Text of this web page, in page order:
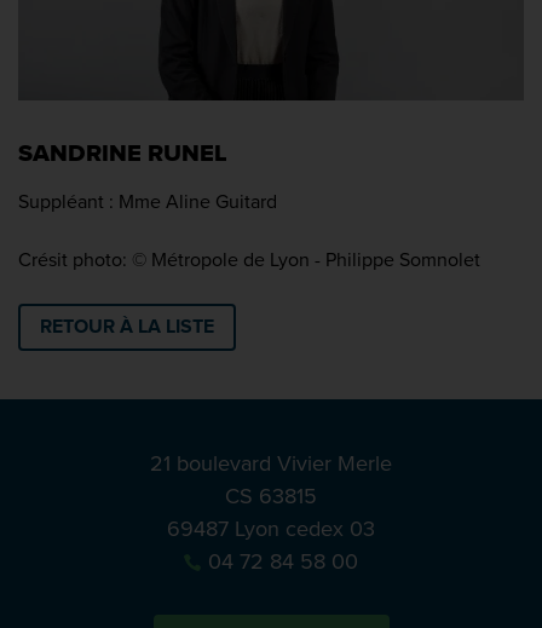
SANDRINE RUNEL
Suppléant : Mme Aline Guitard
Crésit photo: © Métropole de Lyon - Philippe Somnolet
RETOUR À LA LISTE
21 boulevard Vivier Merle
CS 63815
69487 Lyon cedex 03
04 72 84 58 00